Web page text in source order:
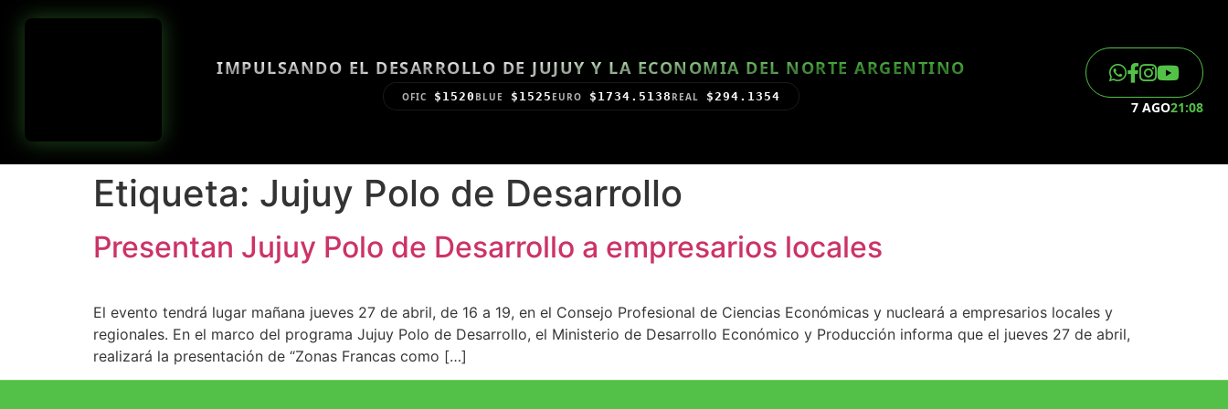
IMPULSANDO EL DESARROLLO DE JUJUY Y LA ECONOMIA DEL NORTE ARGENTINO
OFIC $1520 BLUE $1525 EURO $1734.5138 REAL $294.1354
7 AGO21:08
Etiqueta: Jujuy Polo de Desarrollo
Presentan Jujuy Polo de Desarrollo a empresarios locales
El evento tendrá lugar mañana jueves 27 de abril, de 16 a 19, en el Consejo Profesional de Ciencias Económicas y nucleará a empresarios locales y
regionales. En el marco del programa Jujuy Polo de Desarrollo, el Ministerio de Desarrollo Económico y Producción informa que el jueves 27 de abril,
realizará la presentación de “Zonas Francas como […]